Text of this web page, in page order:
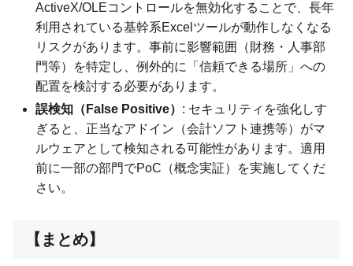
ActiveX/OLEコントロールを無効化することで、長年
利用されている基幹系Excelツールが動作しなくなる
リスクがあります。事前に影響範囲（財務・人事部
門等）を特定し、例外的に「信頼できる場所」への
配置を検討する必要があります。
誤検知（False Positive） : セキュリティを強化しす
ぎると、正当なアドイン（会計ソフト連携等）がマ
ルウェアとして検知される可能性があります。適用
前に一部の部門でPoC（概念実証）を実施してくだ
さい。
【まとめ】